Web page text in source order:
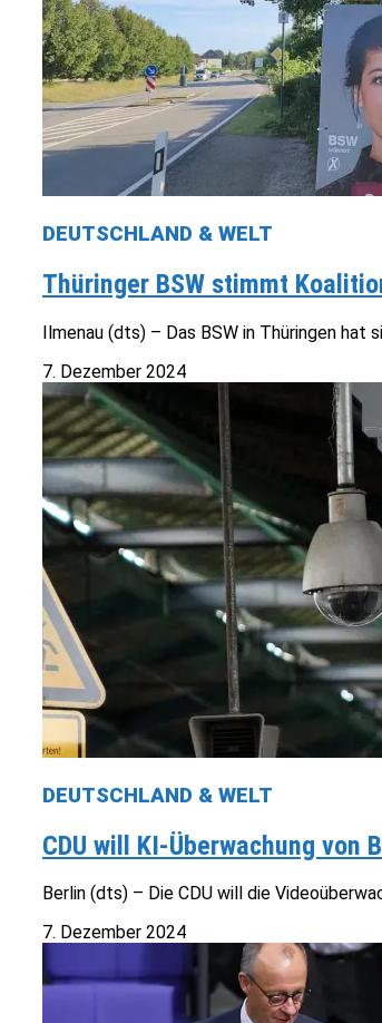
DEUTSCHLAND & WELT
Thüringer BSW stimmt
Ilmenau (dts) – Das BSW in Thüringen hat
7. Dezember 2024
DEUTSCHLAND & WELT
CDU will KI-Überwachung von
Berlin (dts) – Die CDU will die
7. Dezember 2024